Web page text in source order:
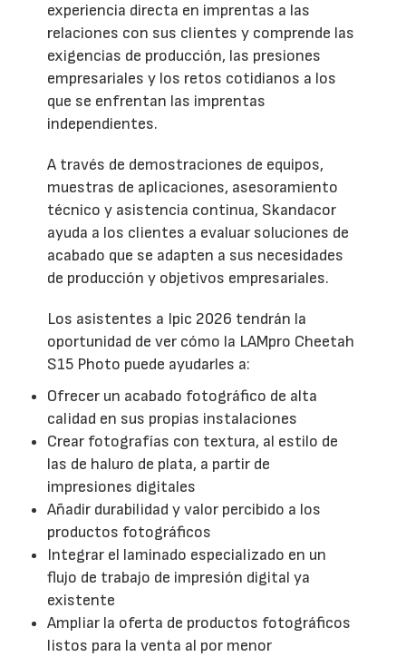
experiencia directa en imprentas a las
relaciones con sus clientes y comprende las
exigencias de producción, las presiones
empresariales y los retos cotidianos a los
que se enfrentan las imprentas
independientes.
A través de demostraciones de equipos,
muestras de aplicaciones, asesoramiento
técnico y asistencia continua, Skandacor
ayuda a los clientes a evaluar soluciones de
acabado que se adapten a sus necesidades
de producción y objetivos empresariales.
Los asistentes a Ipic 2026 tendrán la
oportunidad de ver cómo la LAMpro Cheetah
S15 Photo puede ayudarles a:
Ofrecer un acabado fotográfico de alta
calidad en sus propias instalaciones
Crear fotografías con textura, al estilo de
las de haluro de plata, a partir de
impresiones digitales
Añadir durabilidad y valor percibido a los
productos fotográficos
Integrar el laminado especializado en un
flujo de trabajo de impresión digital ya
existente
Ampliar la oferta de productos fotográficos
listos para la venta al por menor